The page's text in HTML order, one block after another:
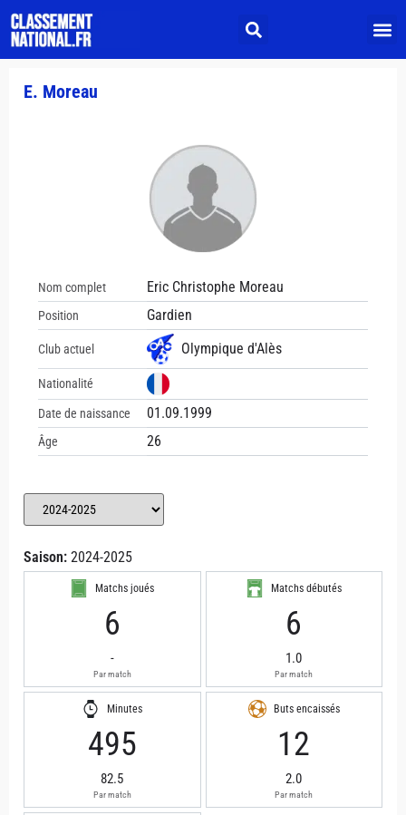
E. Moreau
Nom complet Eric Christophe Moreau
Position Gardien
Club actuel Olympique d'Alès
Nationalité
Date de naissance 01.09.1999
Âge 26
Saison: 2024-2025
Matchs joués
6
-
Par match
Matchs débutés
6
1.0
Par match
Minutes
495
82.5
Par match
Buts encaissés
12
2.0
Par match